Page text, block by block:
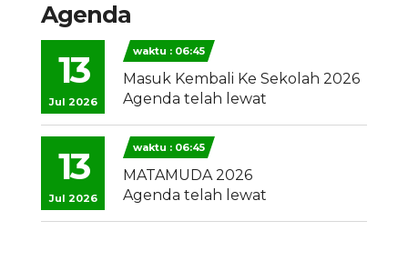
Agenda
13
Jul 2026
waktu : 06:45
Masuk Kembali Ke Sekolah 2026
Agenda telah lewat
13
Jul 2026
waktu : 06:45
MATAMUDA 2026
Agenda telah lewat